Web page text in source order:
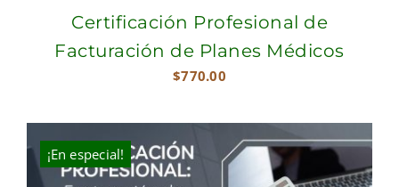
Certificación Profesional de
Facturación de Planes Médicos
$770.00
¡En especial!